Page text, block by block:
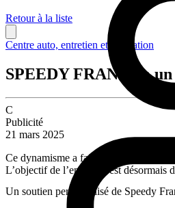
Retour à la liste
Centre auto, entretien et réparation
SPEEDY FRANCE :
C
Publicité
21 mars 2025
Ce dynamisme a fait grimper le
L’objectif de l’enseigne est désormais
Un soutien personnalisé de Speedy